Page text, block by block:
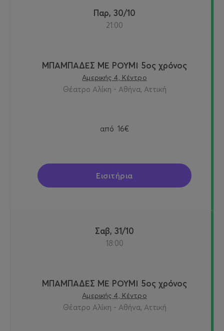
Παρ, 30/10
21:00
ΜΠΑΜΠΑΔΕΣ ΜΕ ΡΟΥΜΙ 5ος χρόνος
Αμερικής 4, Κέντρο
Θέατρο Αλίκη - Αθήνα, Αττική
από 16€
Εισιτήρια
Σαβ, 31/10
18:00
ΜΠΑΜΠΑΔΕΣ ΜΕ ΡΟΥΜΙ 5ος χρόνος
Αμερικής 4, Κέντρο
Θέατρο Αλίκη - Αθήνα, Αττική